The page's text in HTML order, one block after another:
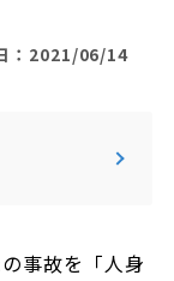
：2021/06/14
事故を「人身